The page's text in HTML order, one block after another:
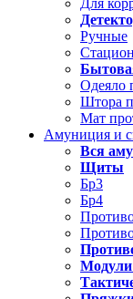
Для
Ручные
Одеяло
Штора
Мат
Амуниция и
Вся
Щиты
Бр3
Бр4
Модули